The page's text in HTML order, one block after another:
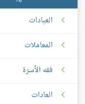
العبادات
المعاملات
فقه الأسرة
العادات